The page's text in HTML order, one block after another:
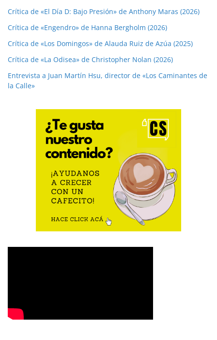
Crítica de «El Día D: Bajo Presión» de Anthony Maras (2026)
Crítica de «Engendro» de Hanna Bergholm (2026)
Crítica de «Los Domingos» de Alauda Ruiz de Azúa (2025)
Crítica de «La Odisea» de Christopher Nolan (2026)
Entrevista a Juan Martín Hsu, director de «Los Caminantes de
la Calle»